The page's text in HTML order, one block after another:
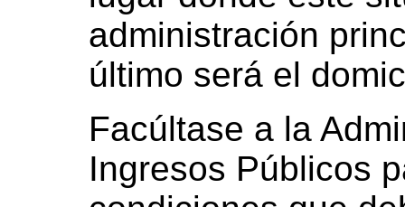
administración
último será el
Facúltase a la
Ingresos Públicos